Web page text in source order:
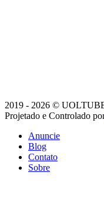
2019 - 2026 ©
Projetado e Controlado
Anuncie
Blog
Contato
Sobre